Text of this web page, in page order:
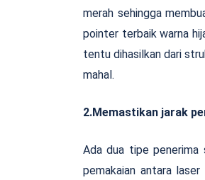
merah sehingga
pointer terbaik warna
tentu dihasilkan dari
mahal.
2.Memastikan jarak
Ada dua tipe
pemakaian antara